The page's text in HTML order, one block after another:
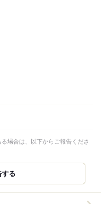
場合は、以下からご報告くださ
する